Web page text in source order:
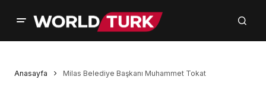
Anasayfa Milas Belediye Başkanı Muhammet Tokat